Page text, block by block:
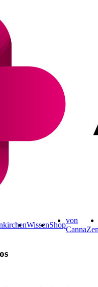
WissenShop
von